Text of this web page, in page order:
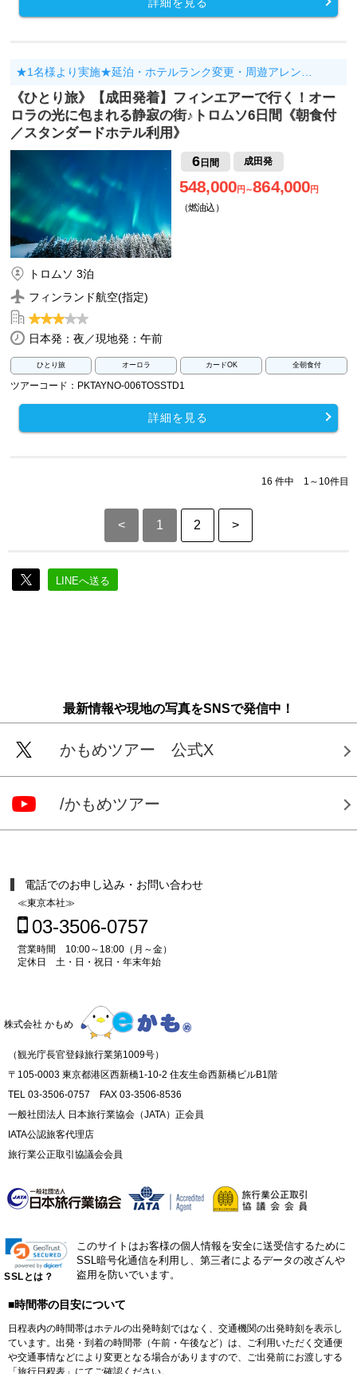
★1名様より実施★延泊・ホテルランク変更・周遊アレン…
《ひとり旅》【成田発着】フィンエアーで行く！オー
ロラの光に包まれる静寂の街♪トロムソ6日間《朝食付
／スタンダードホテル利用》
6日間 成田発
548,000円～864,000円
（燃油込）
トロムソ 3泊
フィンランド航空(指定)
日本発：夜／現地発：午前
ひとり旅 オーロラ カードOK 全朝食付
ツアーコード：PKTAYNO-006TOSSTD1
詳細を見る
16 件中 1～10件目
< 1 2 >
LINEへ送る
最新情報や現地の写真をSNSで発信中！
かもめツアー 公式X
/かもめツアー
電話でのお申し込み・お問い合わせ
≪東京本社≫
03-3506-0757
営業時間 10:00～18:00（月～金）
定休日 土・日・祝日・年末年始
株式会社 かもめ
（観光庁長官登録旅行業第1009号）
〒105-0003 東京都港区西新橋1-10-2 住友生命西新橋ビルB1階
TEL 03-3506-0757 FAX 03-3506-8536
一般社団法人 日本旅行業協会（JATA）正会員
IATA公認旅客代理店
旅行業公正取引協議会会員
SSLとは？
このサイトはお客様の個人情報を安全に送受信するために
SSL暗号化通信を利用し、第三者によるデータの改ざんや
盗用を防いでいます。
■時間帯の目安について
日程表内の時間帯はホテルの出発時刻ではなく、交通機関の出発時刻を表示し
ています。出発・到着の時間帯（午前・午後など）は、ご利用いただく交通便
や交通事情などにより変更となる場合がありますので、ご出発前にお渡しする
「旅行日程表」にてご確認ください。